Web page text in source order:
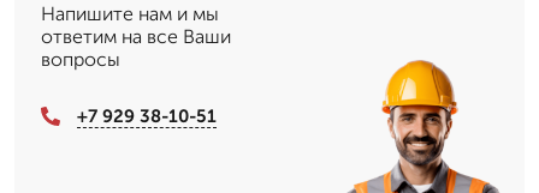
Напишите нам и мы
ответим на все Ваши
вопросы
+7 929 38-10-51